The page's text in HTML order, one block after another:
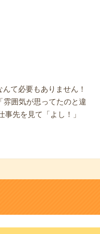
て必要もありません！
雰囲気が思ってたのと違
先を見て「よし！」